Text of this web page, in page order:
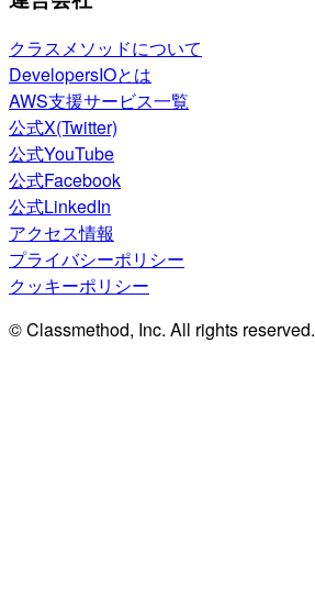
クラスメソッドについて
DevelopersIOとは
AWS支援サービス一覧
公式X(Twitter)
公式YouTube
公式Facebook
公式LinkedIn
アクセス情報
プライバシーポリシー
クッキーポリシー
© Classmethod, Inc. All rights reserved.